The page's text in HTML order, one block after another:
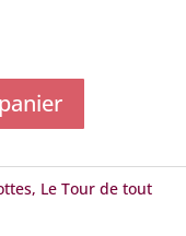
, Le Tour de tout